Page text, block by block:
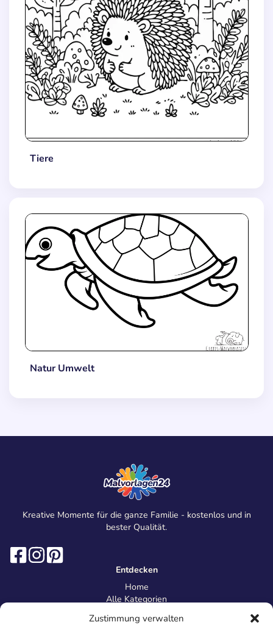
Zustimmung verwalten
Tiere
Natur Umwelt
Kreative Momente für die ganze Familie - kostenlos und in
bester Qualität.
Entdecken
Home
Alle Kategorien
Information